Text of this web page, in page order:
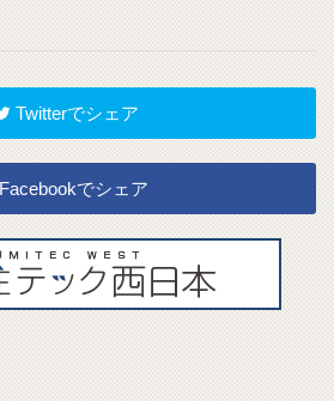
Twitterでシェア
Facebookでシェア